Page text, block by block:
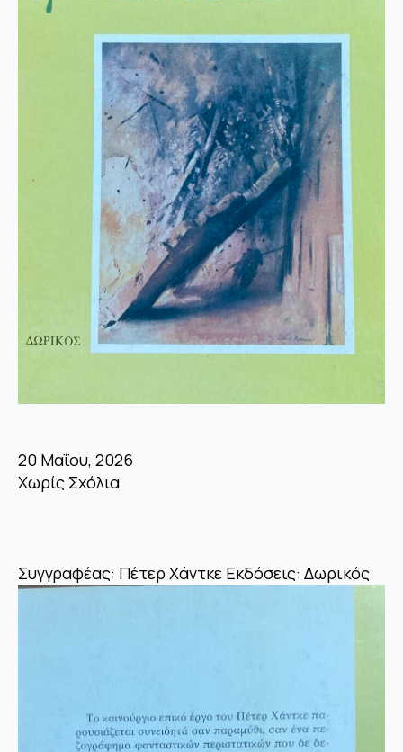
20 Μαΐου, 2026
Χωρίς Σχόλια
Συγγραφέας: Πέτερ Χάντκε Εκδόσεις: Δωρικός